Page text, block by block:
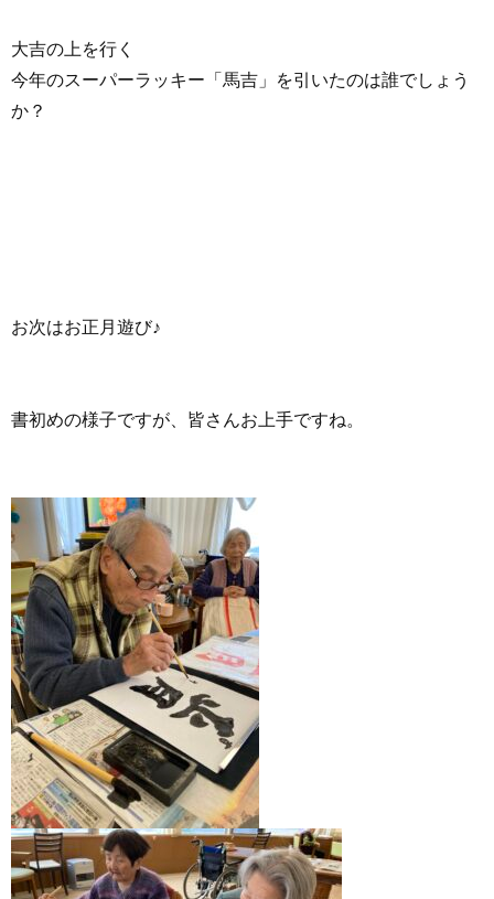
大吉の上を行く
今年のスーパーラッキー「馬吉」を引いたのは誰でしょう
か？
お次はお正月遊び♪
書初めの様子ですが、皆さんお上手ですね。